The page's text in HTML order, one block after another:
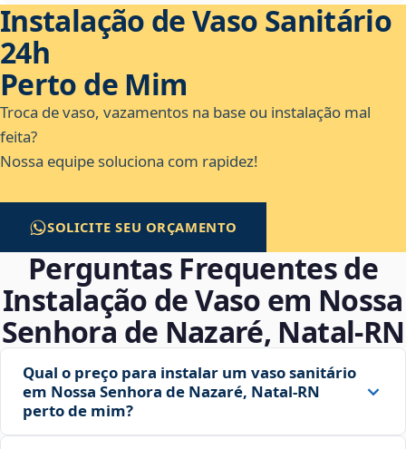
Instalação de Vaso Sanitário
24h
Perto de Mim
Troca de vaso, vazamentos na base ou instalação mal
feita?
Nossa equipe soluciona com rapidez!
SOLICITE SEU ORÇAMENTO
Perguntas Frequentes de
Instalação de Vaso em Nossa
Senhora de Nazaré, Natal‑RN
Qual o preço para instalar um vaso sanitário
em Nossa Senhora de Nazaré, Natal‑RN
perto de mim?